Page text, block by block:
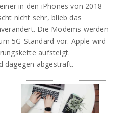
in den iPhones von 2018
nicht sehr, blieb das
Die Modems werden
5G-Standard vor. Apple wird
aufsteigt.
dagegen abgestraft.